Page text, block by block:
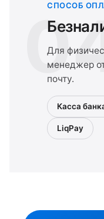
СПОСОБ
Для
менеджер
почту.
Касса
LiqPay